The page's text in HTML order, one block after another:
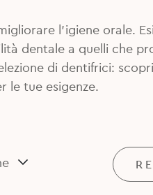
l’igiene orale.
dentale a quelli che
di dentifrici:
le tue esigenze.